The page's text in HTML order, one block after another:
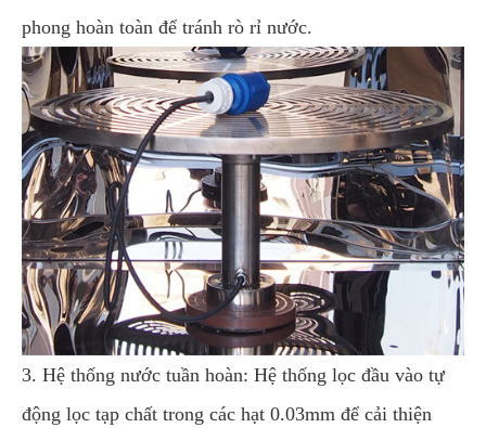
phong hoàn toàn để tránh rò rỉ nước.
3. Hệ thống nước tuần hoàn: Hệ thống lọc đầu vào tự
động lọc tạp chất trong các hạt 0.03mm để cải thiện